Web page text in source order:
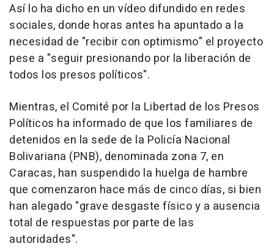
Así lo ha dicho en un vídeo difundido en redes
sociales, donde horas antes ha apuntado a la
necesidad de "recibir con optimismo" el proyecto
pese a "seguir presionando por la liberación de
todos los presos políticos".
Mientras, el Comité por la Libertad de los Presos
Políticos ha informado de que los familiares de
detenidos en la sede de la Policía Nacional
Bolivariana (PNB), denominada zona 7, en
Caracas, han suspendido la huelga de hambre
que comenzaron hace más de cinco días, si bien
han alegado "grave desgaste físico y a ausencia
total de respuestas por parte de las
autoridades".